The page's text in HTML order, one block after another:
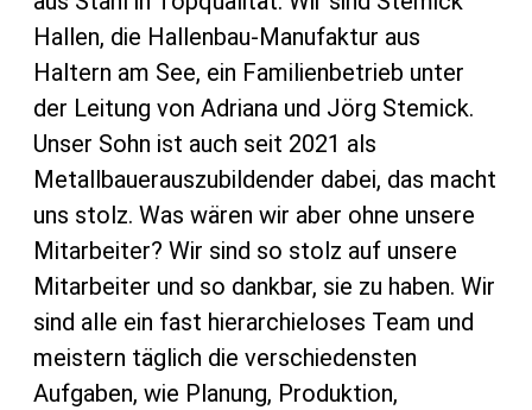
Hallen, die Hallenbau-Manufaktur aus
Haltern am See, ein Familienbetrieb unter
der Leitung von Adriana und Jörg Stemick.
Unser Sohn ist auch seit 2021 als
Metallbauerauszubildender dabei, das macht
uns stolz. Was wären wir aber ohne unsere
Mitarbeiter? Wir sind so stolz auf unsere
Mitarbeiter und so dankbar, sie zu haben. Wir
sind alle ein fast hierarchieloses Team und
meistern täglich die verschiedensten
Aufgaben, wie Planung, Produktion,